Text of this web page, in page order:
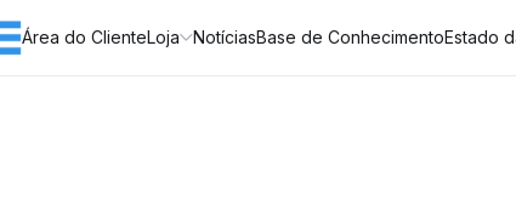
Área do ClienteLoja NotíciasBase de ConhecimentoEstado